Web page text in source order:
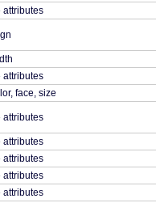
attributes
attributes
face, size
attributes
attributes
attributes
attributes
attributes